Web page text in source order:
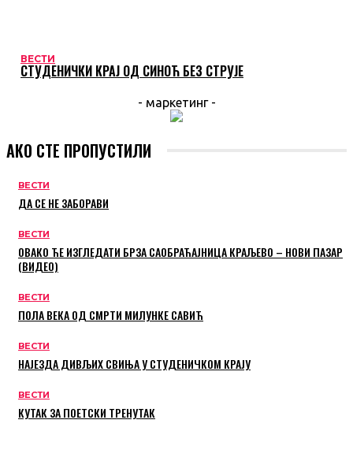
ВЕСТИ
СТУДЕНИЧКИ КРАЈ ОД СИНОЋ БЕЗ СТРУЈЕ
- маркетинг -
АКО СТЕ ПРОПУСТИЛИ
ВЕСТИ
ДА СЕ НЕ ЗАБОРАВИ
ВЕСТИ
ОВАКО ЋЕ ИЗГЛЕДАТИ БРЗА САОБРАЋАЈНИЦА КРАЉЕВО – НОВИ ПАЗАР
(ВИДЕО)
ВЕСТИ
ПОЛА ВЕКА ОД СМРТИ МИЛУНКЕ САВИЋ
ВЕСТИ
НАЈЕЗДА ДИВЉИХ СВИЊА У СТУДЕНИЧКОМ КРАЈУ
ВЕСТИ
КУТАК ЗА ПОЕТСКИ ТРЕНУТАК